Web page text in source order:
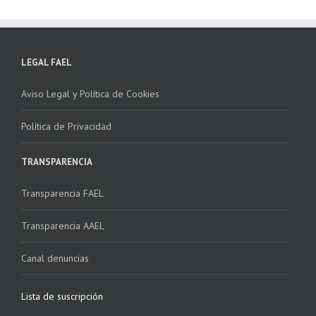
LEGAL FAEL
Aviso Legal y Política de Cookies
Política de Privacidad
TRANSPARENCIA
Transparencia FAEL
Transparencia AAEL
Canal denuncias
Lista de suscripción